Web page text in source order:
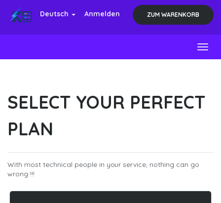
Deutsch Anmelden ZUM WARENKORB
SELECT YOUR PERFECT
PLAN
With most technical people in your service, nothing can go
wrong !!!